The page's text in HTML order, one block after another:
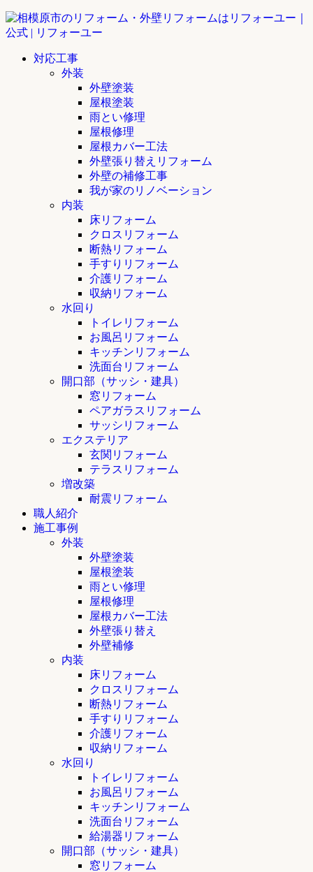
対応工事
外装
外壁塗装
屋根塗装
雨とい修理
屋根修理
屋根カバー工法
外壁張り替えリフォーム
外壁の補修工事
我が家のリノベーション
内装
床リフォーム
クロスリフォーム
断熱リフォーム
手すりリフォーム
介護リフォーム
収納リフォーム
水回り
トイレリフォーム
お風呂リフォーム
キッチンリフォーム
洗面台リフォーム
開口部（サッシ・建具）
窓リフォーム
ペアガラスリフォーム
サッシリフォーム
エクステリア
玄関リフォーム
テラスリフォーム
増改築
耐震リフォーム
職人紹介
施工事例
外装
外壁塗装
屋根塗装
雨とい修理
屋根修理
屋根カバー工法
外壁張り替え
外壁補修
内装
床リフォーム
クロスリフォーム
断熱リフォーム
手すりリフォーム
介護リフォーム
収納リフォーム
水回り
トイレリフォーム
お風呂リフォーム
キッチンリフォーム
洗面台リフォーム
給湯器リフォーム
開口部（サッシ・建具）
窓リフォーム